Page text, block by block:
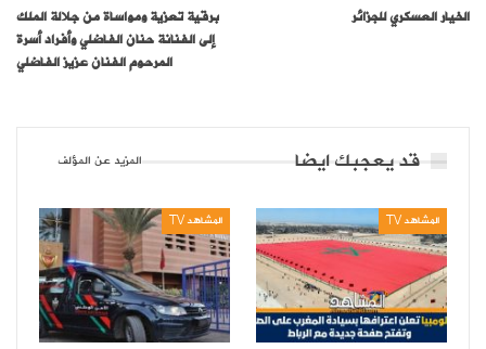
الخيار العسكري للجزائر
برقية تعزية ومواساة من جلالة الملك
إلى الفنانة حنان الفاضلي وأفراد أسرة
المرحوم الفنان عزيز الفاضلي
قد يعجبك ايضا المزيد عن المؤلف
المشاهد TV المشاهد TV